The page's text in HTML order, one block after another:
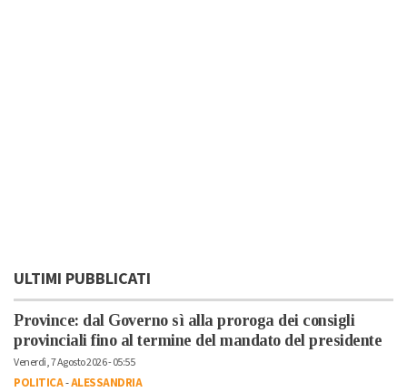
ULTIMI PUBBLICATI
Province: dal Governo sì alla proroga dei consigli
provinciali fino al termine del mandato del presidente
Venerdì, 7 Agosto 2026 - 05:55
POLITICA-ALESSANDRIA